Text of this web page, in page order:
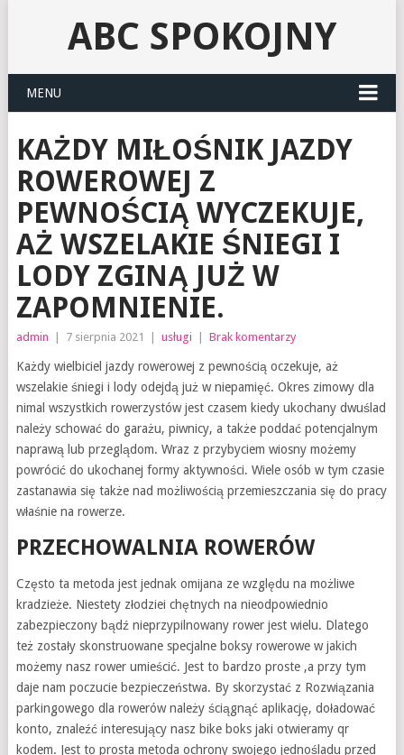
ABC SPOKOJNY
MENU
KAŻDY MIŁOŚNIK JAZDY
ROWEROWEJ Z
PEWNOŚCIĄ WYCZEKUJE,
AŻ WSZELAKIE ŚNIEGI I
LODY ZGINĄ JUŻ W
ZAPOMNIENIE.
admin 7 sierpnia 2021 usługi Brak komentarzy
Każdy wielbiciel jazdy rowerowej z pewnością oczekuje, aż
wszelakie śniegi i lody odejdą już w niepamięć. Okres zimowy dla
nimal wszystkich rowerzystów jest czasem kiedy ukochany dwuślad
należy schować do garażu, piwnicy, a także poddać potencjalnym
naprawą lub przeglądom. Wraz z przybyciem wiosny możemy
powrócić do ukochanej formy aktywności. Wiele osób w tym czasie
zastanawia się także nad możliwością przemieszczania się do pracy
właśnie na rowerze.
PRZECHOWALNIA ROWERÓW
Często ta metoda jest jednak omijana ze względu na możliwe
kradzieże. Niestety złodziei chętnych na nieodpowiednio
zabezpieczony bądź nieprzypilnowany rower jest wielu. Dlatego
też zostały skonstruowane specjalne boksy rowerowe w jakich
możemy nasz rower umieścić. Jest to bardzo proste ,a przy tym
daje nam poczucie bezpieczeństwa. By skorzystać z Rozwiązania
parkingowego dla rowerów należy ściągnąć aplikację, doładować
konto, znaleźć interesujący nasz bike boks jaki otwieramy qr
kodem. Jest to prosta metoda ochrony swojego jednośladu przed